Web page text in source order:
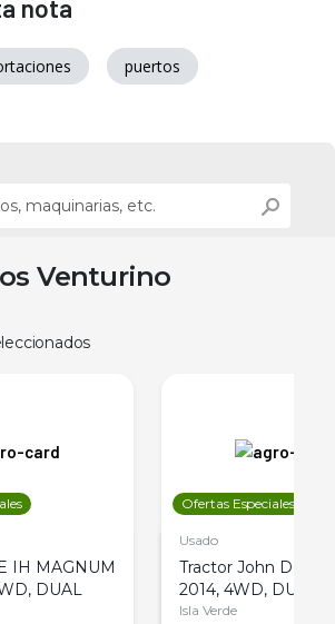
nota
puertos
Venturino
IH MAGNUM
DUAL
Ofertas Especiales
Usado
Tractor John Deere
2014, 4WD, DUAL
Isla Verde